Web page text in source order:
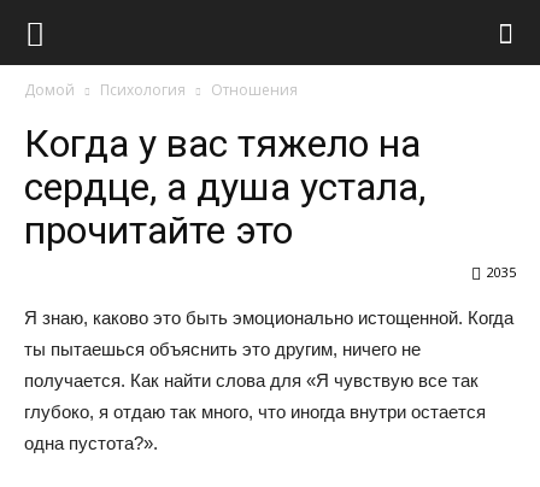
Домой Психология Отношения
Когда у вас тяжело на
сердце, а душа устала,
прочитайте это
2035
Я знаю, каково это быть эмоционально истощенной. Когда
ты пытаешься объяснить это другим, ничего не
получается. Как найти слова для «Я чувствую все так
глубоко, я отдаю так много, что иногда внутри остается
одна пустота?».